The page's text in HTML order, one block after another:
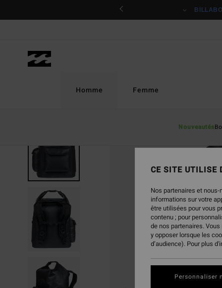
Homme
Nouveautés
Femme
CE SITE UTILISE
Nos partenaires et
informations sur votre
être utilisées pour vous
contenu ; pour
de nos partenaires.
y opposer lorsque les
d’audience). Pour plus
Personnaliser